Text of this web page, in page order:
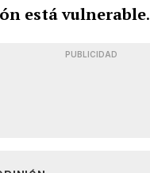
está vulnerable.
PUBLICIDAD